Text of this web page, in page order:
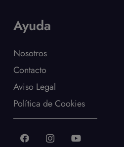
Ayuda
Nosotros
Contacto
Aviso Legal
Política de Cookies